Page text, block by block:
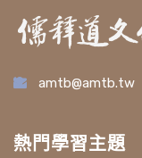
amtb@amtb.tw
熱門學習主題